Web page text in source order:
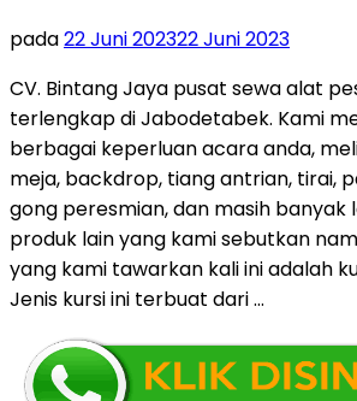
pada22 Juni 202322 Juni 2023
CV. Bintang Jaya pusat sewa alat
terlengkap di Jabodetabek. Kami
berbagai keperluan acara anda,
meja, backdrop, tiang antrian, tirai,
gong peresmian, dan masih banyak
produk lain yang kami sebutkan
yang kami tawarkan kali ini adalah
Jenis kursi ini terbuat dari …